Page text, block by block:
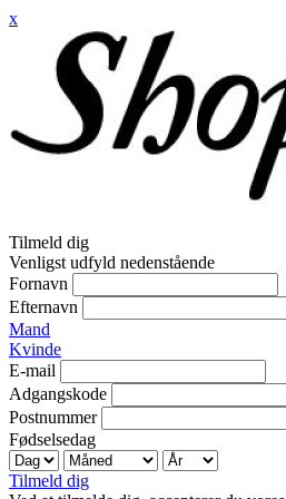
x
Tilmeld dig
Venligst udfyld nedenstående
Fornavn
Efternavn
Mand
Kvinde
E-mail
Adgangskode
Postnummer
Fødselsedag
Tilmeld dig